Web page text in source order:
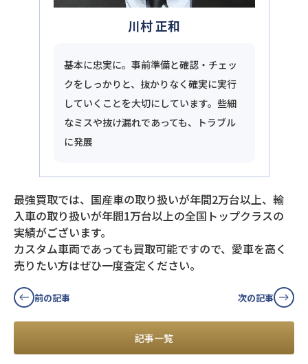
川村 正和
基本に忠実に。事前準備と確認・チェッ
クをしっかりと、抜かりなく確実に実行
していくことを大切にしています。些細
なミスや抜け漏れであっても、トラブル
に発展
最強買取では、国産車の取り扱いが年間2万台以上、輸
入車の取り扱いが年間1万台以上の全国トップクラスの
実績がございます。
カスタム車両であっても買取可能ですので、愛車を高く
売りたい方はぜひ一度査定ください。
前の記事
記事一覧
次の記事